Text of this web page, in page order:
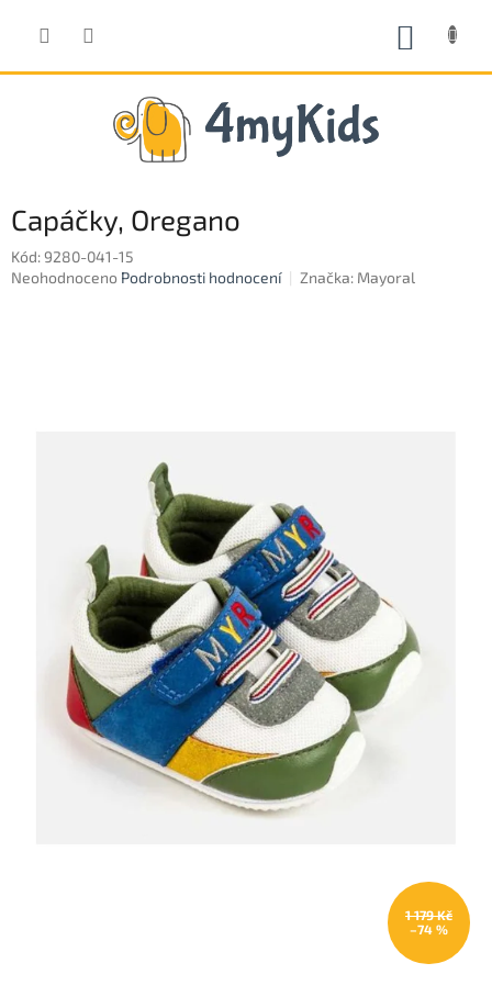
Capáčky, Oregano
Kód:9280-041-15
Průměrné
Neohodnoceno Podrobnosti hodnocení Značka: Mayoral
1 179 Kč
–74 %